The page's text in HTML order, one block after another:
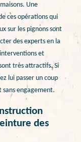
Une
ces opérations qui
sur les pignons sont
des experts en la
et
très attractifs. Si
lui passer un coup
sans engagement.
des